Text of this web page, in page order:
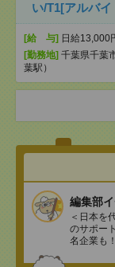
い/T1[アルバイ
[給 与] 日給13,000
[勤務地] 千葉県千葉
葉駅）
編集部
＜日本を
のサポー
名企業も